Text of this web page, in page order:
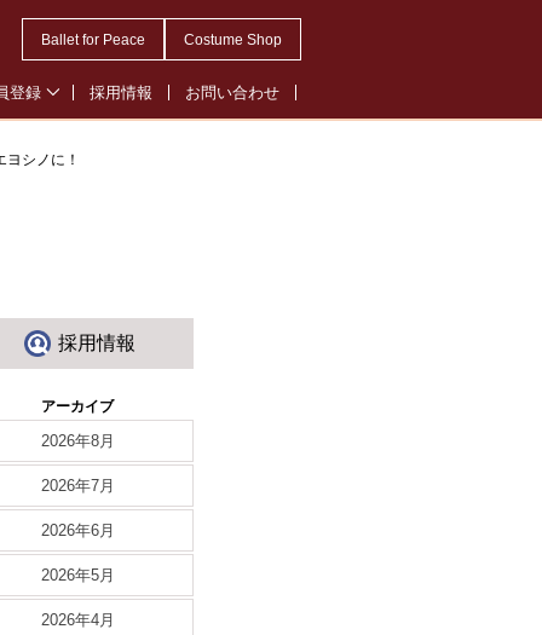
Ballet for Peace Costume Shop
登録 採用情報 お問い合わせ
シノに！
採用情報
アーカイブ
2026年8月
2026年7月
2026年6月
2026年5月
2026年4月